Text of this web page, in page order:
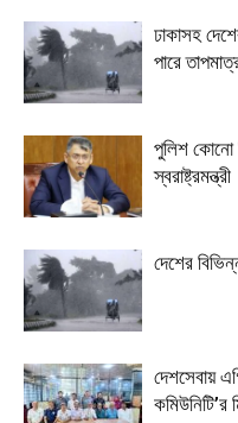
ঢাকাসহ
পারে
পুলিশ কোনো
স্বরাষ্ট্রমন্ত্রী
দেশের
দেশসেবায়
কমিউনিটি’র